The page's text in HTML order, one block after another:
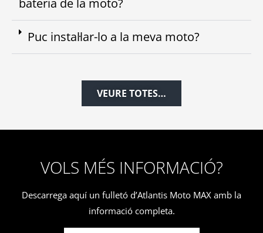
bateria de la moto?
Puc instal·lar-lo a la meva moto?
VEURE TOTES…
VOLS MÉS INFORMACIÓ?
Descarrega aquí un fulletó d’Atlantis Moto MAX amb la
informació completa.